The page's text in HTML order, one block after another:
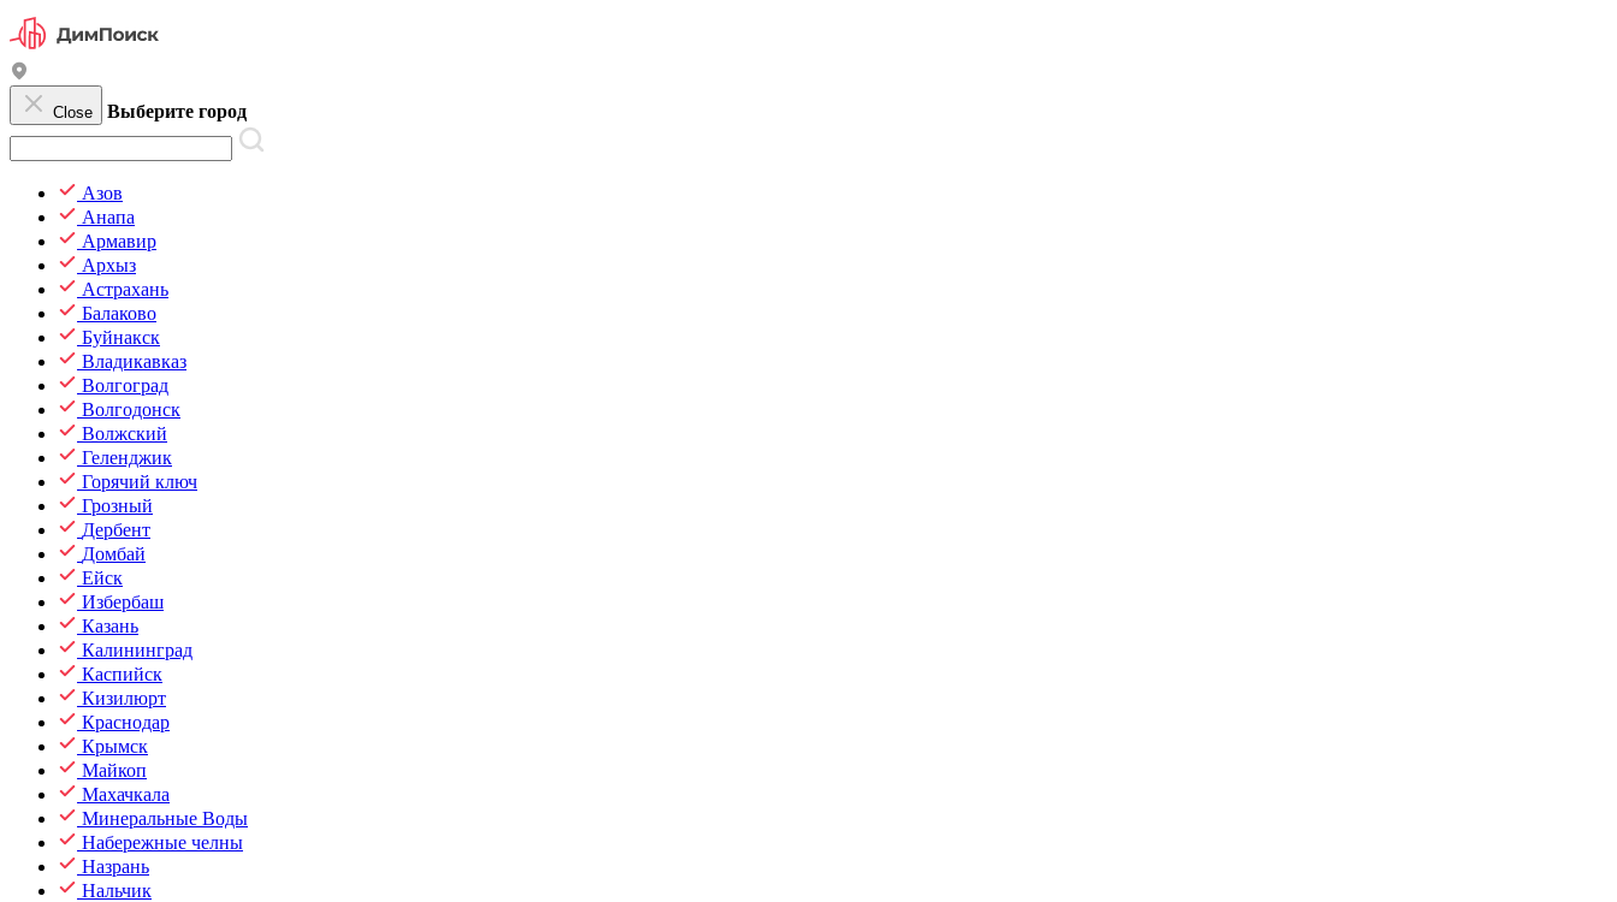
Close Выберите город
Азов
Анапа
Армавир
Архыз
Астрахань
Балаково
Буйнакск
Владикавказ
Волгоград
Волгодонск
Волжский
Геленджик
Горячий ключ
Грозный
Дербент
Домбай
Ейск
Избербаш
Казань
Калининград
Каспийск
Кизилюрт
Краснодар
Крымск
Майкоп
Махачкала
Минеральные Воды
Набережные челны
Назрань
Нальчик